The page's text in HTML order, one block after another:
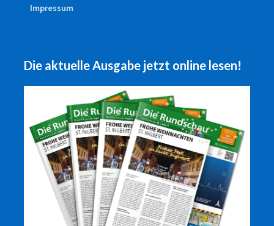
Impressum
Die aktuelle Ausgabe jetzt online lesen!